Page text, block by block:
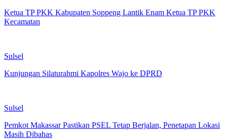
Ketua TP PKK Kabupaten Soppeng Lantik Enam Ketua TP PKK
Kecamatan
Sulsel
Kunjungan Silaturahmi Kapolres Wajo ke DPRD
Sulsel
Pemkot Makassar Pastikan PSEL Tetap Berjalan, Penetapan Lokasi
Masih Dibahas